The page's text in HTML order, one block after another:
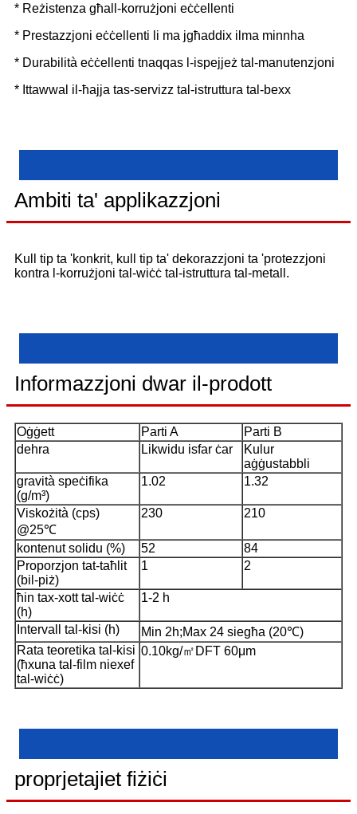
* Reżistenza għall-korrużjoni eċċellenti
* Prestazzjoni eċċellenti li ma jgħaddix ilma minnha
* Durabilità eċċellenti tnaqqas l-ispejjeż tal-manutenzjoni
* Ittawwal il-ħajja tas-servizz tal-istruttura tal-bexx
Ambiti ta' applikazzjoni
Kull tip ta 'konkrit, kull tip ta' dekorazzjoni ta 'protezzjoni
kontra l-korrużjoni tal-wiċċ tal-istruttura tal-metall.
Informazzjoni dwar il-prodott
Oġġett Parti A
Parti B
dehra
Likwidu isfar ċar
Kulur
aġġustabbli
gravità speċifika
(g/m³)
1.02 1.32
Viskożità (cps)
@25℃
230 210
kontenut solidu (%) 52
84
Proporzjon tat-taħlit
(bil-piż)
1 2
ħin tax-xott tal-wiċċ
(h)
1-2 h
Intervall tal-kisi (h)
Min 2h;Max 24 siegħa (20℃)
Rata teoretika tal-kisi
(ħxuna tal-film niexef
tal-wiċċ)
0.10kg/㎡DFT 60μm
proprjetajiet fiżiċi